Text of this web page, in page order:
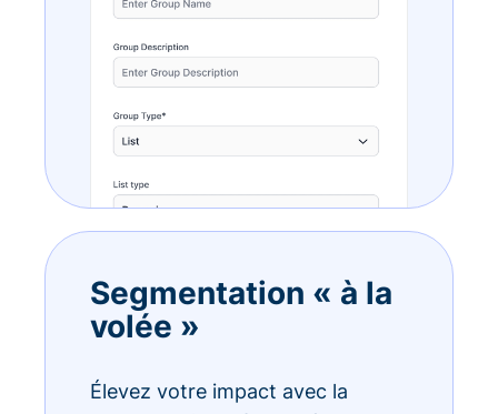
Segmentation « à la
volée »
Élevez votre impact avec la